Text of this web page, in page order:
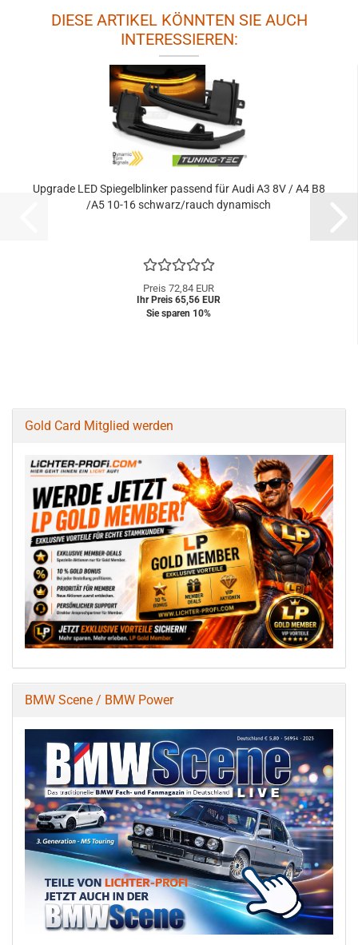
DIESE ARTIKEL KÖNNTEN SIE AUCH
INTERESSIEREN:
Upgrade LED Spiegelblinker passend für Audi A3 8V / A4 B8
/A5 10-16 schwarz/rauch dynamisch
Preis 72,84 EUR
Ihr Preis 65,56 EUR
Sie sparen 10%
Gold Card Mitglied werden
BMW Scene / BMW Power